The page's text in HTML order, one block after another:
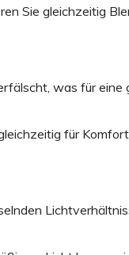
Sie gleichzeitig
was für eine
für